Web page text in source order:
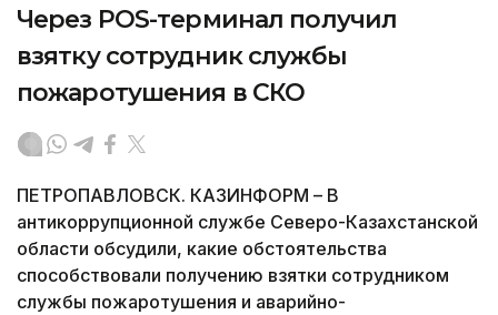
Через POS-терминал получил
взятку сотрудник службы
пожаротушения в СКО
ПЕТРОПАВЛОВСК. КАЗИНФОРМ – В
антикоррупционной службе Северо-Казахстанской
области обсудили, какие обстоятельства
способствовали получению взятки сотрудником
службы пожаротушения и аварийно-